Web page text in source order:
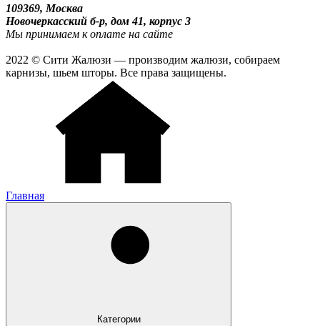
109369, Москва
Новочеркасский б-р, дом 41, корпус 3
Мы принимаем к оплате на сайте
2022 © Сити Жалюзи — производим жалюзи, собираем
карнизы, шьем шторы. Все права защищены.
Главная
Категории